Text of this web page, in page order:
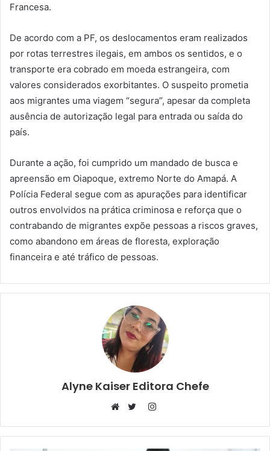
Francesa.
De acordo com a PF, os deslocamentos eram realizados
por rotas terrestres ilegais, em ambos os sentidos, e o
transporte era cobrado em moeda estrangeira, com
valores considerados exorbitantes. O suspeito prometia
aos migrantes uma viagem “segura”, apesar da completa
ausência de autorização legal para entrada ou saída do
país.
Durante a ação, foi cumprido um mandado de busca e
apreensão em Oiapoque, extremo Norte do Amapá. A
Polícia Federal segue com as apurações para identificar
outros envolvidos na prática criminosa e reforça que o
contrabando de migrantes expõe pessoas a riscos graves,
como abandono em áreas de floresta, exploração
financeira e até tráfico de pessoas.
Alyne Kaiser Editora Chefe
Instagram